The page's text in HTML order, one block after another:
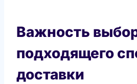
Важность
подходящего
доставки